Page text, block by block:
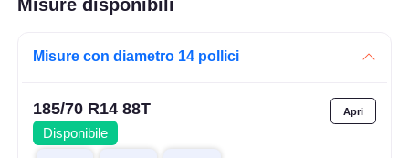
Misure disponibili
Misure con diametro 14 pollici
185/70 R14 88T
Disponibile